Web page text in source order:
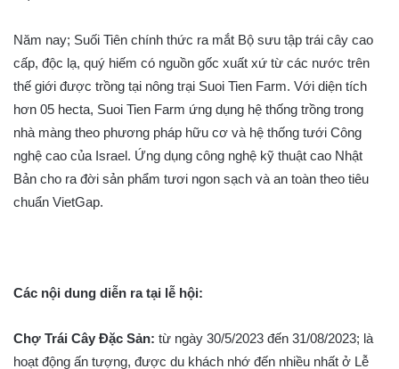
Năm nay; Suối Tiên chính thức ra mắt Bộ sưu tập trái cây cao
cấp, độc lạ, quý hiếm có nguồn gốc xuất xứ từ các nước trên
thế giới được trồng tại nông trại Suoi Tien Farm. Với diện tích
hơn 05 hecta, Suoi Tien Farm ứng dụng hệ thống trồng trong
nhà màng theo phương pháp hữu cơ và hệ thống tưới Công
nghệ cao của Israel. Ứng dụng công nghệ kỹ thuật cao Nhật
Bản cho ra đời sản phẩm tươi ngon sạch và an toàn theo tiêu
chuẩn VietGap.
Các nội dung diễn ra tại lễ hội:
Chợ Trái Cây Đặc Sản: từ ngày 30/5/2023 đến 31/08/2023; là
hoạt động ấn tượng, được du khách nhớ đến nhiều nhất ở Lễ